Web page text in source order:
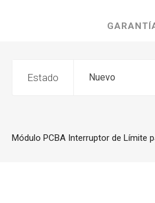
Estado Nuevo
Módulo PCBA Interruptor de Límite